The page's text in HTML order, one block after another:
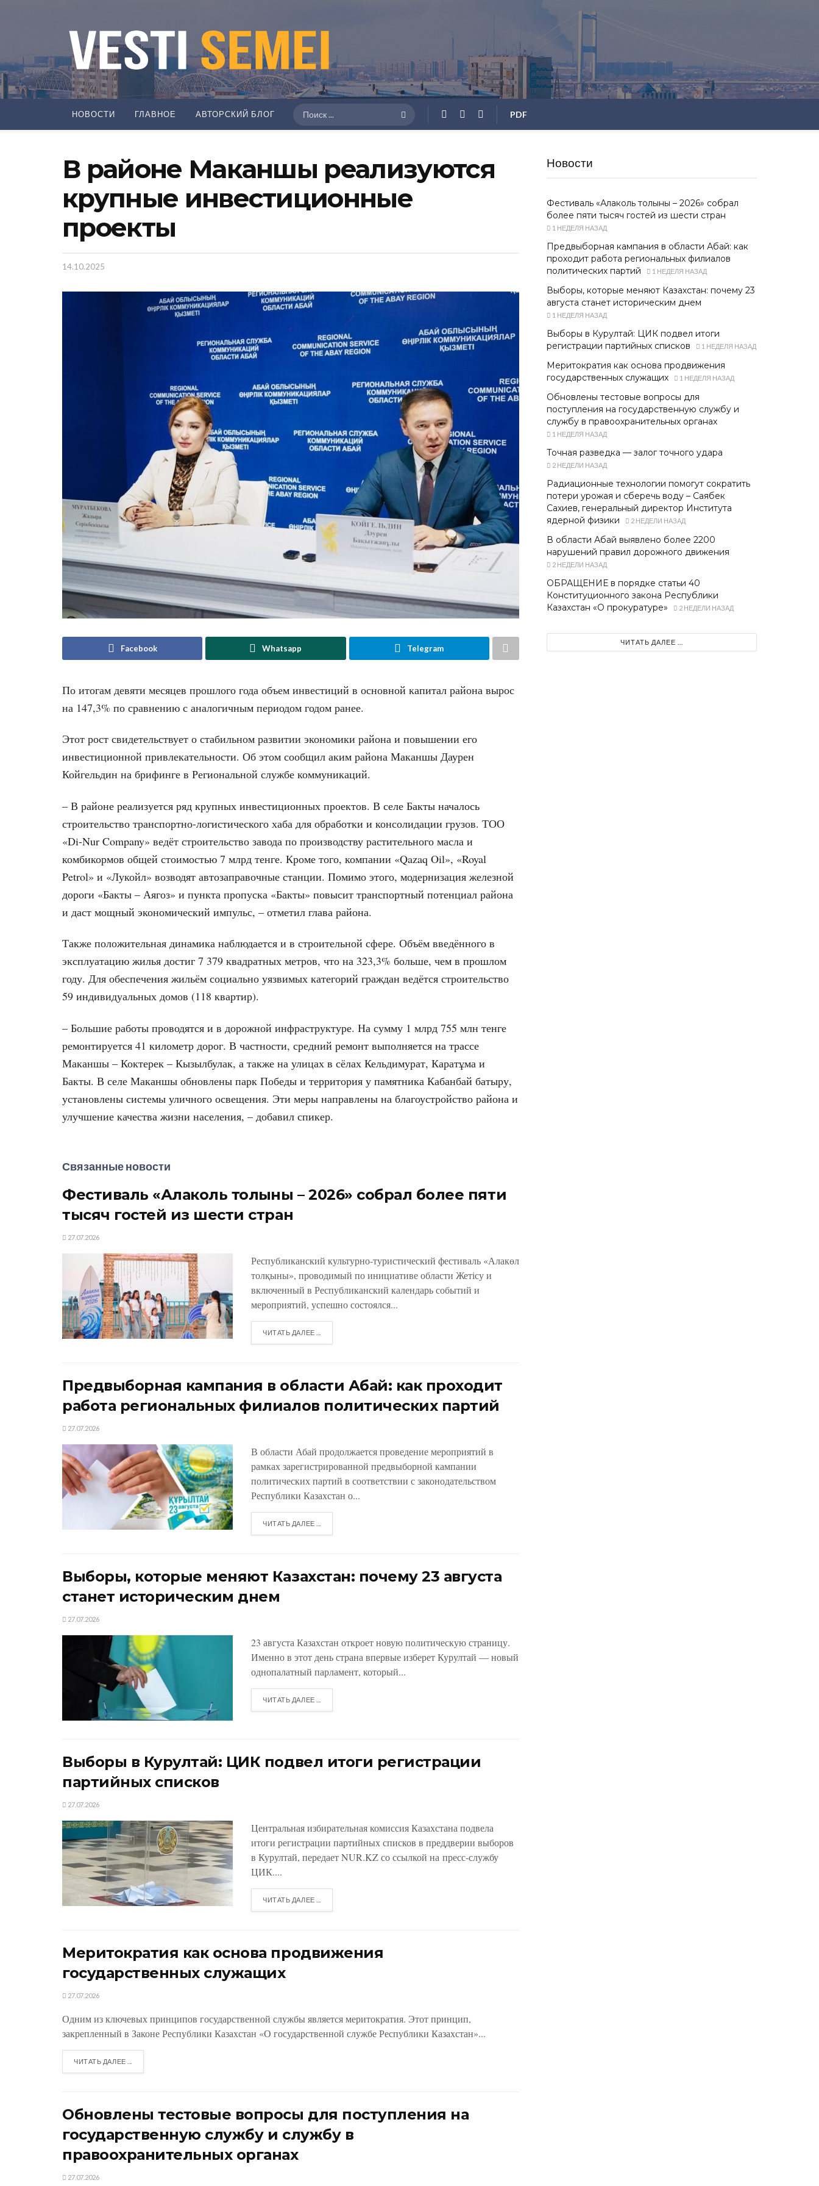
НОВОСТИ ГЛАВНОЕ АВТОРСКИЙ БЛОГ PDF
В районе Маканшы реализуются
крупные инвестиционные
проекты
14.10.2025
Facebook Whatsapp Telegram
По итогам девяти месяцев прошлого года объем инвестиций в основной капитал района вырос
на 147,3% по сравнению с аналогичным периодом годом ранее.
Этот рост свидетельствует о стабильном развитии экономики района и повышении его
инвестиционной привлекательности. Об этом сообщил аким района Маканшы Даурен
Койгельдин на брифинге в Региональной службе коммуникаций.
– В районе реализуется ряд крупных инвестиционных проектов. В селе Бакты началось
строительство транспортно-логистического хаба для обработки и консолидации грузов. ТОО
«Di-Nur Company» ведёт строительство завода по производству растительного масла и
комбикормов общей стоимостью 7 млрд тенге. Кроме того, компании «Qazaq Oil», «Royal
Petrol» и «Лукойл» возводят автозаправочные станции. Помимо этого, модернизация железной
дороги «Бакты – Аягоз» и пункта пропуска «Бакты» повысит транспортный потенциал района
и даст мощный экономический импульс, – отметил глава района.
Также положительная динамика наблюдается и в строительной сфере. Объём введённого в
эксплуатацию жилья достиг 7 379 квадратных метров, что на 323,3% больше, чем в прошлом
году. Для обеспечения жильём социально уязвимых категорий граждан ведётся строительство
59 индивидуальных домов (118 квартир).
– Большие работы проводятся и в дорожной инфраструктуре. На сумму 1 млрд 755 млн тенге
ремонтируется 41 километр дорог. В частности, средний ремонт выполняется на трассе
Маканшы – Коктерек – Кызылбулак, а также на улицах в сёлах Кельдимурат, Каратұма и
Бакты. В селе Маканшы обновлены парк Победы и территория у памятника Кабанбай батыру,
установлены системы уличного освещения. Эти меры направлены на благоустройство района и
улучшение качества жизни населения, – добавил спикер.
Связанные новости
Фестиваль «Алаколь толқыны – 2026» собрал более пяти
тысяч гостей из шести стран
27.07.2026
Республиканский культурно-туристический фестиваль «Алакөл
толқыны», проводимый по инициативе области Жетісу и
включенный в Республиканский календарь событий и
мероприятий, успешно состоялся...
ЧИТАТЬ ДАЛЕЕ ...
Предвыборная кампания в области Абай: как проходит
работа региональных филиалов политических партий
27.07.2026
В области Абай продолжается проведение мероприятий в
рамках зарегистрированной предвыборной кампании
политических партий в соответствии с законодательством
Республики Казахстан о...
ЧИТАТЬ ДАЛЕЕ ...
Выборы, которые меняют Казахстан: почему 23 августа
станет историческим днем
27.07.2026
23 августа Казахстан откроет новую политическую страницу.
Именно в этот день страна впервые изберет Курултай — новый
однопалатный парламент, который...
ЧИТАТЬ ДАЛЕЕ ...
Выборы в Курултай: ЦИК подвел итоги регистрации
партийных списков
27.07.2026
Центральная избирательная комиссия Казахстана подвела
итоги регистрации партийных списков в преддверии выборов
в Курултай, передает NUR.KZ со ссылкой на пресс-службу
ЦИК....
ЧИТАТЬ ДАЛЕЕ ...
Меритократия как основа продвижения
государственных служащих
27.07.2026
Одним из ключевых принципов государственной службы является меритократия. Этот принцип,
закрепленный в Законе Республики Казахстан «О государственной службе Республики Казахстан»...
ЧИТАТЬ ДАЛЕЕ ...
Обновлены тестовые вопросы для поступления на
государственную службу и службу в
правоохранительных органах
27.07.2026
Новости
Фестиваль «Алаколь толқыны – 2026» собрал
более пяти тысяч гостей из шести стран
1 НЕДЕЛЯ НАЗАД
Предвыборная кампания в области Абай: как
проходит работа региональных филиалов
политических партий
1 НЕДЕЛЯ НАЗАД
Выборы, которые меняют Казахстан: почему 23
августа станет историческим днем
1 НЕДЕЛЯ НАЗАД
Выборы в Курултай: ЦИК подвел итоги
регистрации партийных списков
1 НЕДЕЛЯ НАЗАД
Меритократия как основа продвижения
государственных служащих
1 НЕДЕЛЯ НАЗАД
Обновлены тестовые вопросы для
поступления на государственную службу и
службу в правоохранительных органах
1 НЕДЕЛЯ НАЗАД
Точная разведка — залог точного удара
2 НЕДЕЛИ НАЗАД
Радиационные технологии помогут сократить
потери урожая и сберечь воду – Саябек
Сахиев, генеральный директор Института
ядерной физики
2 НЕДЕЛИ НАЗАД
В области Абай выявлено более 2200
нарушений правил дорожного движения
2 НЕДЕЛИ НАЗАД
ОБРАЩЕНИЕ в порядке статьи 40
Конституционного закона Республики
Казахстан «О прокуратуре»
2 НЕДЕЛИ НАЗАД
ЧИТАТЬ ДАЛЕЕ ...